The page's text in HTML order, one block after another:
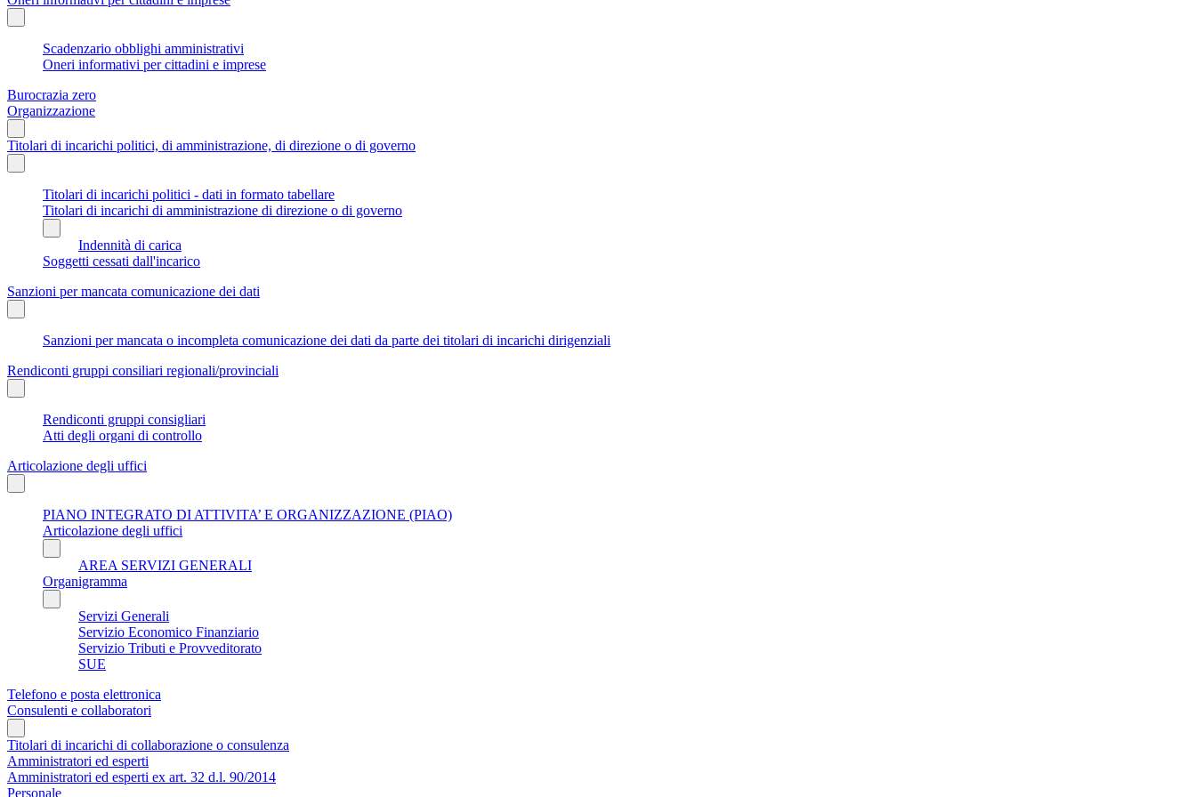
Scadenzario obblighi amministrativi
Oneri informativi per cittadini e imprese
Burocrazia zero
Organizzazione
Titolari di incarichi politici, di amministrazione, di direzione o di governo
Titolari di incarichi politici - dati in formato tabellare
Titolari di incarichi di amministrazione di direzione o di governo
Indennità di carica
Soggetti cessati dall'incarico
Sanzioni per mancata comunicazione dei dati
Sanzioni per mancata o incompleta comunicazione dei dati da parte dei titolari di incarichi dirigenziali
Rendiconti gruppi consiliari regionali/provinciali
Rendiconti gruppi consigliari
Atti degli organi di controllo
Articolazione degli uffici
PIANO INTEGRATO DI ATTIVITA’ E ORGANIZZAZIONE (PIAO)
Articolazione degli uffici
AREA SERVIZI GENERALI
Organigramma
Servizi Generali
Servizio Economico Finanziario
Servizio Tributi e Provveditorato
SUE
Telefono e posta elettronica
Consulenti e collaboratori
Titolari di incarichi di collaborazione o consulenza
Amministratori ed esperti
Amministratori ed esperti ex art. 32 d.l. 90/2014
Personale